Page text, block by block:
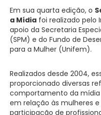
Em sua quarta edição, o
a Mídia foi realizado pelo
apoio da Secretaria
(SPM) e do Fundo de
para a Mulher (Unifem).
Realizados desde 2004,
proporcionado diversas
comportamento da
em relação às mulheres
participação de